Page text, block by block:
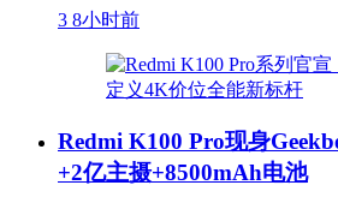
3 8小时前
Redmi K100 Pro现身
+2亿主摄+8500mAh电池